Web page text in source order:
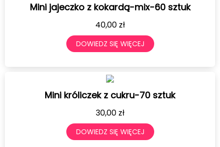
Mini jajeczko z kokardą-mix-60 sztuk
40,00 zł
DOWIEDZ SIĘ WIĘCEJ
Mini króliczek z cukru-70 sztuk
30,00 zł
DOWIEDZ SIĘ WIĘCEJ